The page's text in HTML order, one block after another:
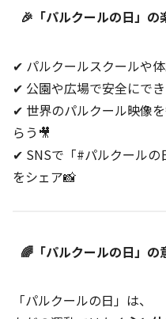
🎉「パルクールの日」の
✔ パルクールスクールや
✔ 公園や広場で安全にで
✔ 世界のパルクール映像
らう🎥
✔ SNSで「#パルクールの
をシェア📸
🌈「パルクールの日」の
「パルクールの日」は、